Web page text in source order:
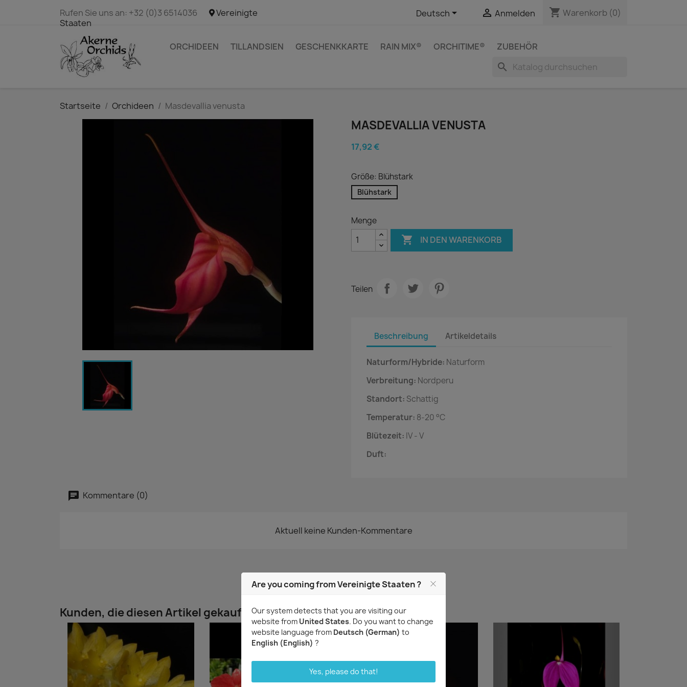
Rufen Sie uns an: +32 (0)3 6514036
Vereinigte
Staaten
Deutsch  Anmelden shopping_cart Warenkorb (0)
ORCHIDEEN TILLANDSIEN GESCHENKKARTE RAIN MIX® ORCHITIME® ZUBEHÖR
search
Startseite Orchideen Masdevallia venusta
MASDEVALLIA VENUSTA
17,92 €
Größe: Blühstark
Blühstark
Menge
 IN DEN WARENKORB
Teilen
Beschreibung Artikeldetails
Naturform/Hybride: Naturform
Verbreitung: Nordperu
Standort: Schattig
Temperatur: 8-20 °C
Blütezeit: IV - V
Duft:
Kommentare (0)
Aktuell keine Kunden-Kommentare
Kunden, die diesen Artikel gekauft haben, kauften auch ...
Are you coming from Vereinigte Staaten ?
Our system detects that you are visiting our
website from United States. Do you want to change
website language from Deutsch (German) to
English (English) ?
Yes, please do that!